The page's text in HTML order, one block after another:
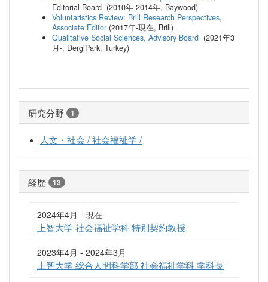
Editorial Board (2010年-2014年, Baywood)
Voluntaristics Review: Brill Research Perspectives,
Associate Editor (2017年-現在, Brill)
Qualitative Social Sciences, Advisory Board (2021年3
月-, DergiPark, Turkey)
研究分野 1
人文・社会 / 社会福祉学 /
経歴 13
2024年4月 - 現在
上智大学 社会福祉学科 特別契約教授
2023年4月 - 2024年3月
上智大学 総合人間科学部 社会福祉学科 学科長